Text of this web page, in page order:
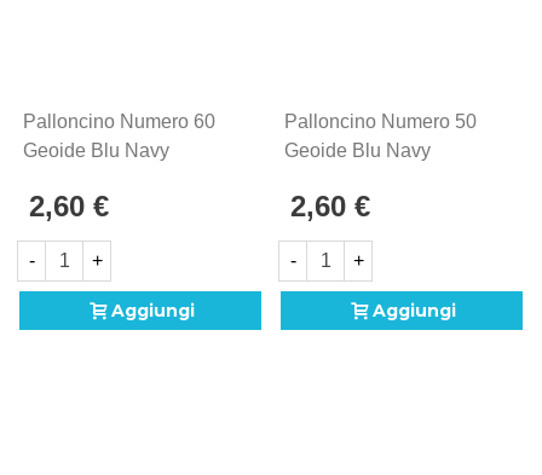
Palloncino Numero 60
Geoide Blu Navy
(45cm) In Mylar, 1pz.
2,60 €
- +
Aggiungi
Palloncino Numero 50
Geoide Blu Navy
(45cm) In Mylar, 1pz.
2,60 €
- +
Aggiungi